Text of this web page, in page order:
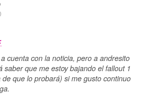
cuenta con la noticia, pero a andresito
saber que me estoy bajando el fallout 1
de que lo probará) si me gusto continuo